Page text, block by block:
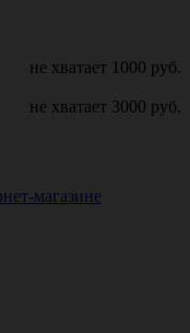
не хватает 1000 руб.
не хватает 3000 руб.
магазине